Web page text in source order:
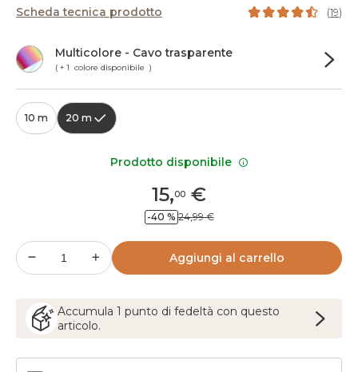
Scheda tecnica prodotto (19)
Multicolore - Cavo trasparente
( + 1 colore disponibile )
10 m 20 m
15,00 €
-40 % 24,99 €
Aggiungi al carrello
Accumula 1 punto di fedeltà con questo
articolo.